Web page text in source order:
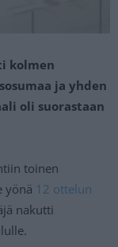
kolmen
ja yhden
oli suorastaan
toinen
yönä 12 ottelun
nakutti